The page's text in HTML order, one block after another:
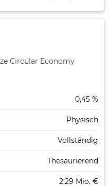
Circular Economy
0,45 %
Physisch
Vollständig
Thesaurierend
2,29 Mio. €